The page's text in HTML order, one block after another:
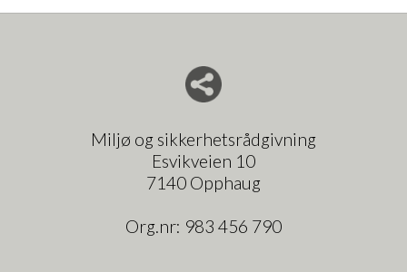
Miljø og sikkerhetsrådgivning
Esvikveien 10
7140 Opphaug
Org.nr: 983 456 790